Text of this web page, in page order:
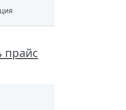
прайс